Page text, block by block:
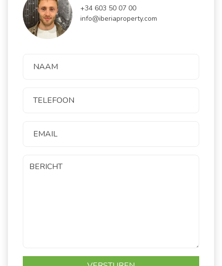
+34 603 50 07 00
info@iberiaproperty.com